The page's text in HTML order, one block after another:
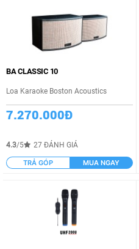
BA CLASSIC 10
Loa Karaoke Boston Acoustics
7.270.000Đ
4.3/5 27 ĐÁNH GIÁ
TRẢ GÓP MUA NGAY